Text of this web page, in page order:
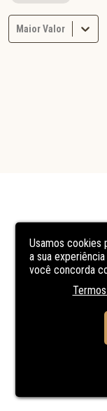
Usamos cookies
a sua
você concorda
Maior Valor